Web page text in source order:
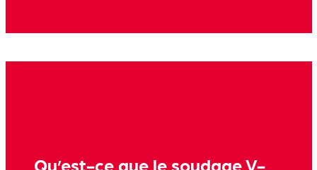
Qu’est-ce que le soudage V-